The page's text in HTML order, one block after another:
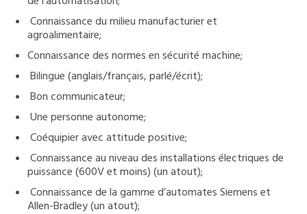
Connaissance du milieu manufacturier et
agroalimentaire;
Connaissance des normes en sécurité machine;
Bilingue (anglais/français, parlé/écrit);
Bon communicateur;
Une personne autonome;
Coéquipier avec attitude positive;
Connaissance au niveau des installations électriques de
puissance (600V et moins) (un atout);
Connaissance de la gamme d’automates Siemens et
Allen-Bradley (un atout);